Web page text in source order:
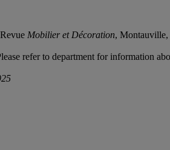
Mobilier et Décoration, Montauville,
refer to department for information